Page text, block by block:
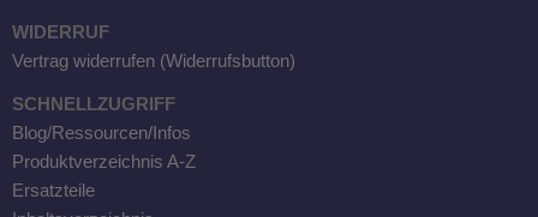
WIDERRUF
Vertrag widerrufen (Widerrufsbutton)
SCHNELLZUGRIFF
Blog/Ressourcen/Infos
Produktverzeichnis A-Z
Ersatzteile